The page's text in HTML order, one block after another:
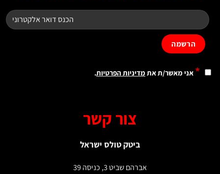
אני מאשר/ת אתמדיניות הפרטיות.
צור קשר
ביטק טולס ישראל
אברהם שביט 3, כניסה 39